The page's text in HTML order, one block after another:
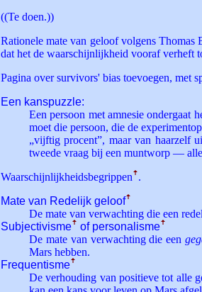
((Te doen.))
Rationele mate van geloof volgens Thomas
dat het de waarschijnlijkheid vooraf verheft
Pagina over survivors' bias toevoegen, met
Een kanspuzzle:
Een persoon met amnesie ondergaat
moet die persoon, die de
„vijftig procent”, maar van haarzelf
tweede vraag bij een muntworp —
Waarschijnlijkheids­begrippen ꜛ .
Mate van Redelijk geloofꜛ
De mate van verwachting die een
Subjectivismeꜛ of personalismeꜛ
De mate van verwachting die een
Mars hebben.
Frequentismeꜛ
De verhouding van positieve tot alle